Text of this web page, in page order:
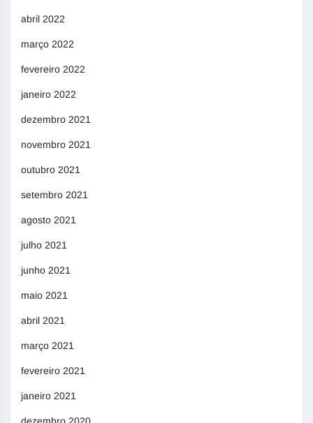
abril 2022
março 2022
fevereiro 2022
janeiro 2022
dezembro 2021
novembro 2021
outubro 2021
setembro 2021
agosto 2021
julho 2021
junho 2021
maio 2021
abril 2021
março 2021
fevereiro 2021
janeiro 2021
dezembro 2020